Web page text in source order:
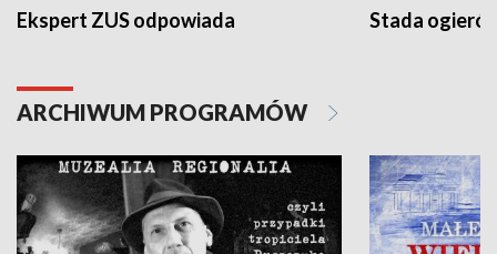
Ekspert ZUS odpowiada Stada
ARCHIWUM PROGRAMÓW